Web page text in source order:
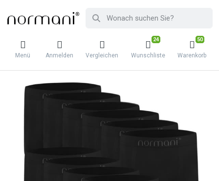
Menü Anmelden Vergleichen
24
Wunschliste
50
Warenkorb